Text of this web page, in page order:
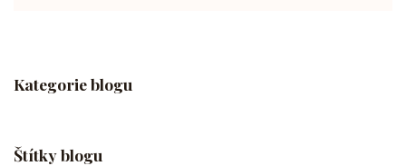
Kategorie blogu
Štítky blogu